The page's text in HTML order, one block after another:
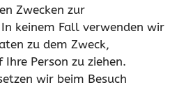
Zwecken zur
keinem Fall verwenden wir
zu dem Zweck,
Ihre Person zu ziehen.
wir beim Besuch